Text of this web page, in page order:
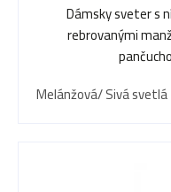
Dámsky sveter s
rebrovanými
Melánžová/ Sivá svetlá